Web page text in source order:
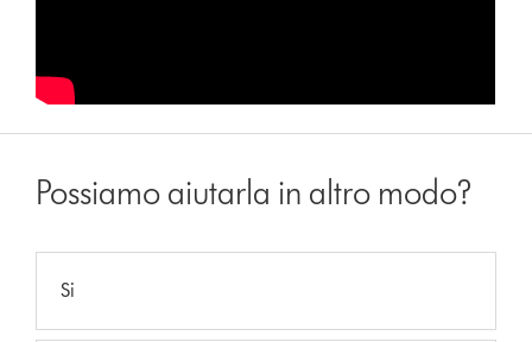
Possiamo aiutarla in altro modo?
Si